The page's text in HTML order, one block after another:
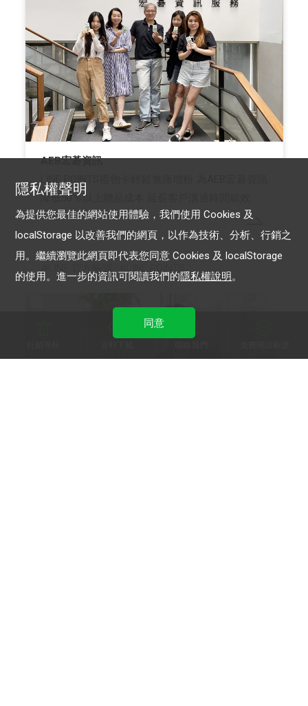
AEB宏碁資訊
LINE POINTS禮物卡輕鬆無痛增粉 為AEB宏碁資訊
降低50％以上贈品成本 延長客戶溝通時間綜效
LINE 官方帳號 LINE POINTS
隱私權聲明
為提供您最佳的網站使用體驗，我們使用 Cookies 及
localStorage 以改善我們的網頁，以作為技術、分析、行銷之
用。繼續瀏覽此網頁即代表您同意 Cookies 及 localStorage
的使用。進一步的資訊可閱讀我們的隱私權說明。
同意